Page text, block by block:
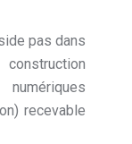
pas dans
recevable